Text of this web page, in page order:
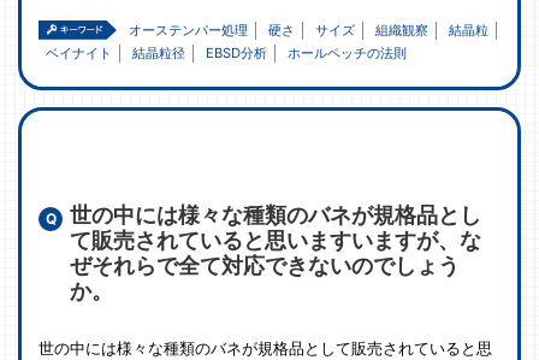
オーステンパー処理 硬さ サイズ 組織観察
結晶粒
ベイナイト
結晶粒径 EBSD分析 ホールペッチの法則
世の中には様々な種類のバネが規格品とし
て販売されていると思いますいますが、な
ぜそれらで全て対応できないのでしょう
か。
世の中には様々な種類のバネが規格品として販売されていると思